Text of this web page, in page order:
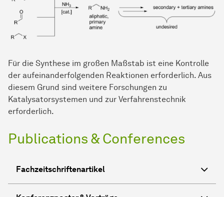
Für die Synthese im großen Maßstab ist eine Kontrolle
der aufeinanderfolgenden Reaktionen erforderlich. Aus
diesem Grund sind weitere Forschungen zu
Katalysatorsystemen und zur Verfahrenstechnik
erforderlich.
Publications & Conferences
Fachzeitschriftenartikel